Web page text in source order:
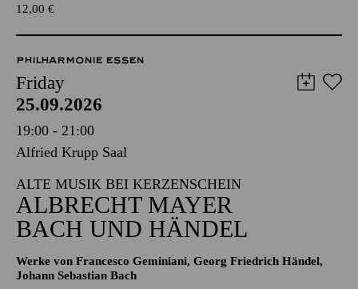
12,00 €
PHILHARMONIE ESSEN
Friday
25.09.2026
19:00 - 21:00
Alfried Krupp Saal
ALTE MUSIK BEI KERZENSCHEIN
ALBRECHT MAYER
BACH UND HÄNDEL
Werke von Francesco Geminiani, Georg Friedrich Händel,
Johann Sebastian Bach